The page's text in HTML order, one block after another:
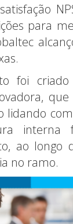
para
foi
lidando
interna
ao
no ramo.